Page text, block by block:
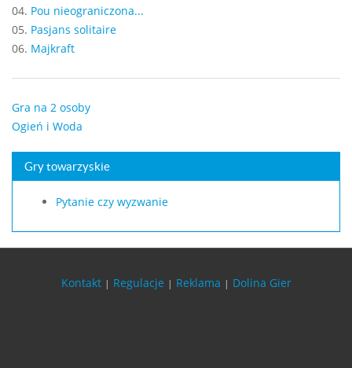
04. Pou nieograniczona...
05. Pasjans solitaire
06. Majkraft
Gra na 2 osoby
Ogień i Woda
Gry towarzyskie
Pytanie czy wyzwanie
Kontakt | Regulacje | Reklama | Dolina Gier